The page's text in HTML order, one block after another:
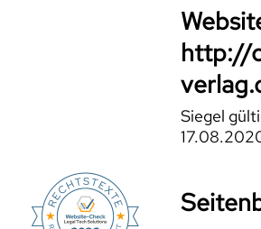
http://
Siegel